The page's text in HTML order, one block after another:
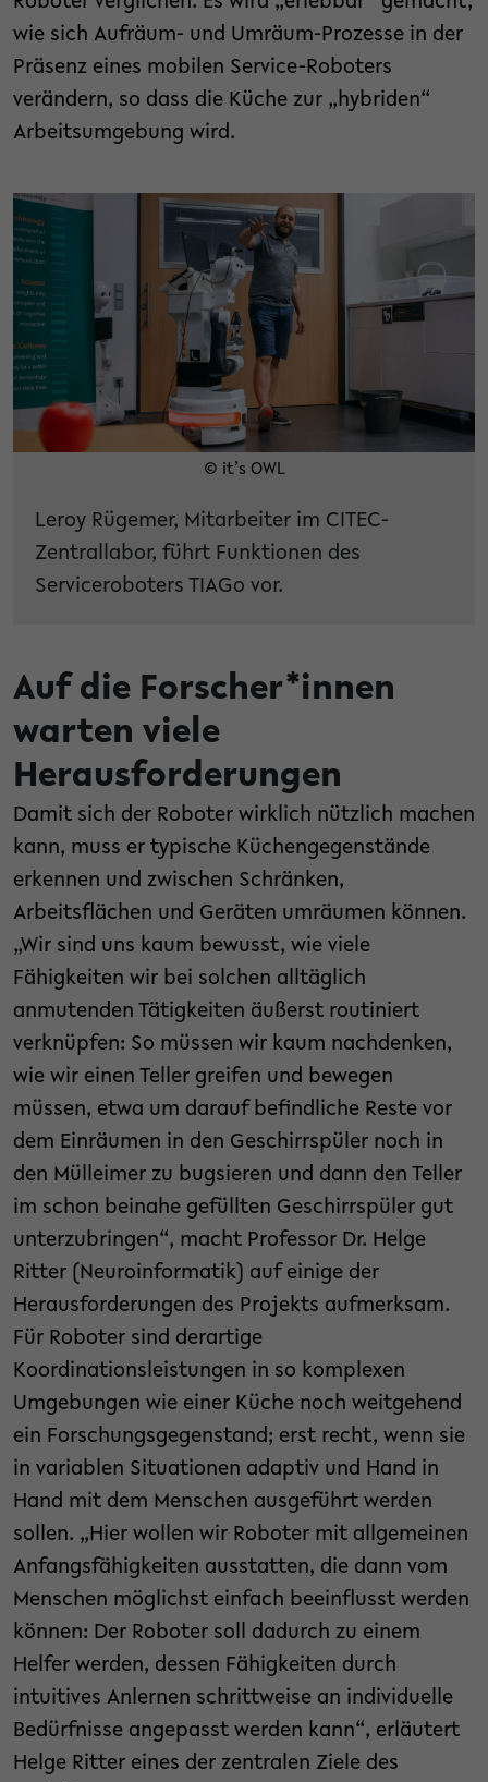
wie sich Aufräum- und Umräum-Prozesse in der
Präsenz eines mobilen Service-Roboters
verändern, so dass die Küche zur „hybriden“
Arbeitsumgebung wird.
© it’s OWL
Leroy Rügemer, Mitarbeiter im CITEC-
Zentrallabor, führt Funktionen des
Serviceroboters TIAGo vor.
Auf die Forscher*innen
warten viele
Herausforderungen
Damit sich der Roboter wirklich nützlich machen
kann, muss er typische Küchengegenstände
erkennen und zwischen Schränken,
Arbeitsflächen und Geräten umräumen können.
„Wir sind uns kaum bewusst, wie viele
Fähigkeiten wir bei solchen alltäglich
anmutenden Tätigkeiten äußerst routiniert
verknüpfen: So müssen wir kaum nachdenken,
wie wir einen Teller greifen und bewegen
müssen, etwa um darauf befindliche Reste vor
dem Einräumen in den Geschirrspüler noch in
den Mülleimer zu bugsieren und dann den Teller
im schon beinahe gefüllten Geschirrspüler gut
unterzubringen“, macht Professor Dr. Helge
Ritter (Neuroinformatik) auf einige der
Herausforderungen des Projekts aufmerksam.
Für Roboter sind derartige
Koordinationsleistungen in so komplexen
Umgebungen wie einer Küche noch weitgehend
ein Forschungsgegenstand; erst recht, wenn sie
in variablen Situationen adaptiv und Hand in
Hand mit dem Menschen ausgeführt werden
sollen. „Hier wollen wir Roboter mit allgemeinen
Anfangsfähigkeiten ausstatten, die dann vom
Menschen möglichst einfach beeinflusst werden
können: Der Roboter soll dadurch zu einem
Helfer werden, dessen Fähigkeiten durch
intuitives Anlernen schrittweise an individuelle
Bedürfnisse angepasst werden kann“, erläutert
Helge Ritter eines der zentralen Ziele des